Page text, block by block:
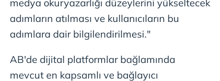
medya okuryazarlığı düzeylerini yükseltecek
adımların atılması ve kullanıcıların bu
adımlara dair bilgilendirilmesi."
AB'de dijital platformlar bağlamında
mevcut en kapsamlı ve bağlayıcı